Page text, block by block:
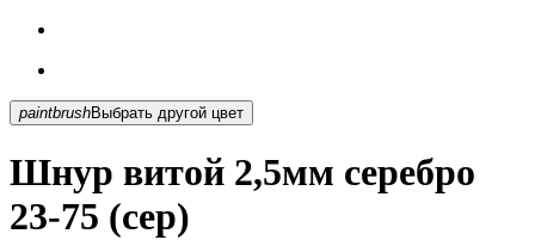
paintbrush Выбрать другой цвет
Шнур витой 2,5мм серебро
23-75 (сер)